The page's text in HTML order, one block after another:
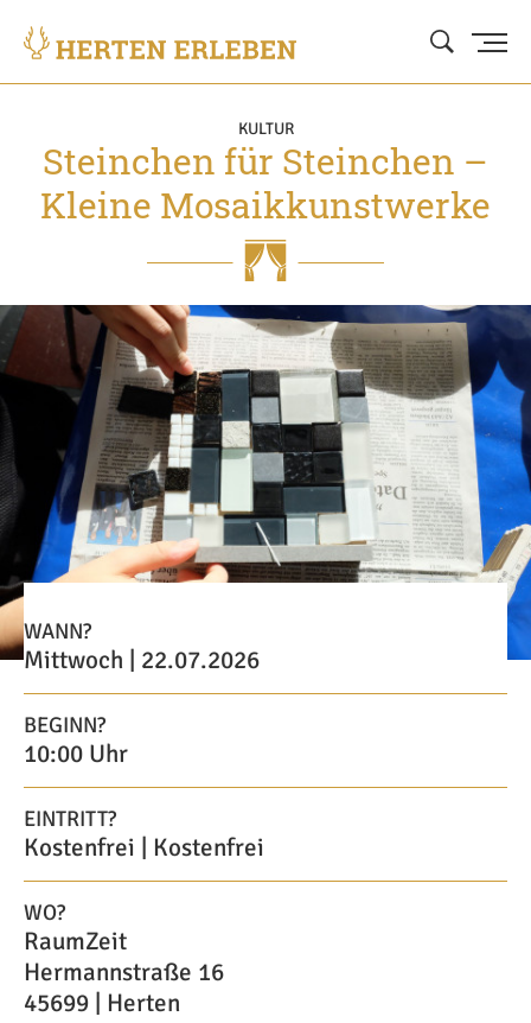
KULTUR
Steinchen für Steinchen –
Kleine Mosaikkunstwerke
WANN?
Mittwoch | 22.07.2026
BEGINN?
10:00 Uhr
EINTRITT?
Kostenfrei | Kostenfrei
WO?
RaumZeit
Hermannstraße 16
45699 | Herten